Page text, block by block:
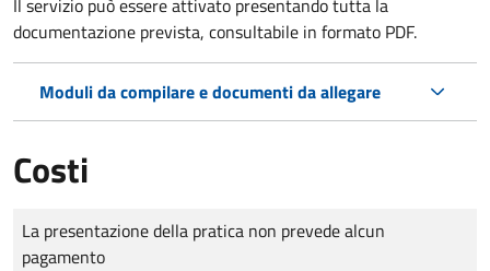
documentazione prevista, consultabile in formato PDF.
Moduli da compilare e documenti da allegare
Costi
Tipo di pagamento
Importo
La presentazione della pratica non prevede alcun
pagamento